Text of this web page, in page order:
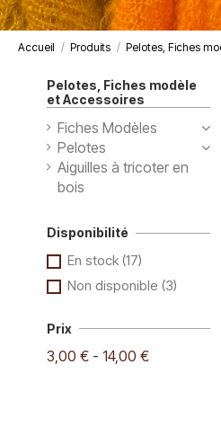
Accueil Produits Pelotes, Fiches
Pelotes, Fiches modèle
et Accessoires
Fiches Modèles
Pelotes
Aiguilles à tricoter en
bois
Disponibilité
En stock(17)
Non disponible (3)
Prix
3,00 € - 14,00 €